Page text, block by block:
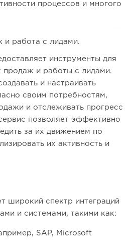
процессов и многого
и работа с лидами.
инструменты для
продаж и работы с лидами.
и настраивать
своим потребностям,
и отслеживать прогресс
позволяет эффективно
за их движением по
их активность и
широкий спектр интеграций
и системами, такими как:
SAP, Microsoft